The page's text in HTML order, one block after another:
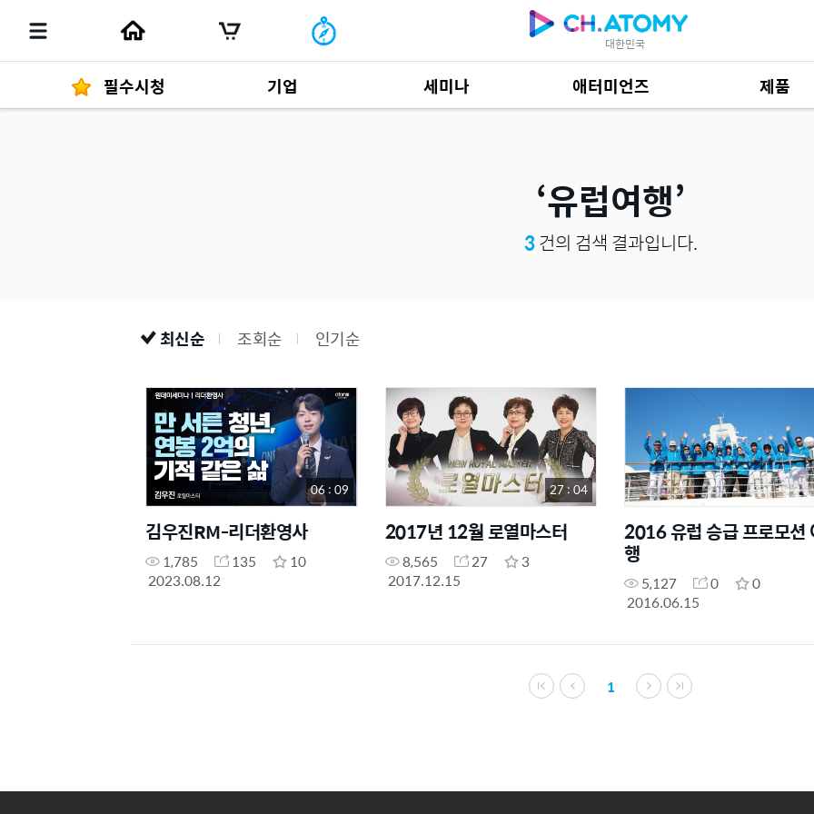
대한민국
필수시청 기업 세미나 애터미언즈 제품
제품 자료684
유럽여행
3건의 검색 결과입니다.
최신순 조회순 인기순
06 : 09
김우진RM-리더환영사
1,785 135
10
2023.08.12
27 : 04
2017년 12월 로열마스터
8,565 27
3
2017.12.15
2016 유럽 승급 프로모션
행
5,127 0
0
2016.06.15
1